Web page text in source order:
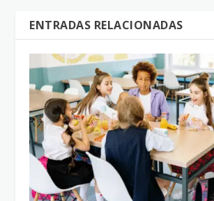
ENTRADAS RELACIONADAS